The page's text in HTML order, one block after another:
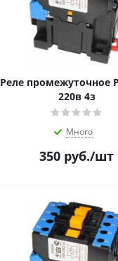
Реле промежуточное
220в 4з
Много
350 руб./шт